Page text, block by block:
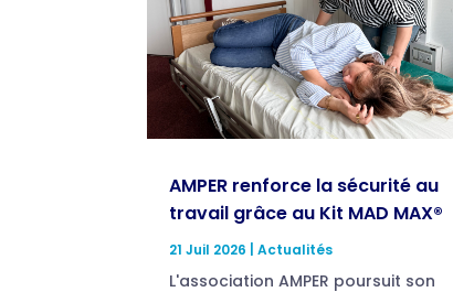
AMPER renforce la sécurité au
travail grâce au Kit MAD MAX®
21 Juil 2026 |Actualités
L'association AMPER poursuit son